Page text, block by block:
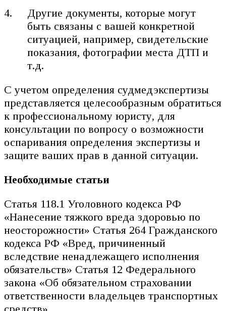
Другие документы, которые могут
быть связаны с вашей конкретной
ситуацией, например, свидетельские
показания, фотографии места ДТП и
т.д.
С учетом определения судмедэкспертизы
представляется целесообразным обратиться
к профессиональному юристу, для
консультации по вопросу о возможности
оспаривания определения экспертизы и
защите ваших прав в данной ситуации.
Необходимые статьи
Статья 118.1 Уголовного кодекса РФ
«Нанесение тяжкого вреда здоровью по
неосторожности» Статья 264 Гражданского
кодекса РФ «Вред, причиненный
вследствие ненадлежащего исполнения
обязательств» Статья 12 Федерального
закона «Об обязательном страховании
ответственности владельцев транспортных